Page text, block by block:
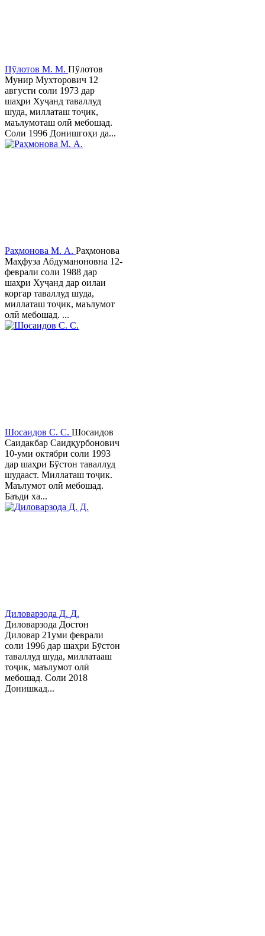
Пӯлотов М. М. Пўлотов
Мунир Мухторович 12
августи соли 1973 дар
шаҳри Хуҷанд таваллуд
шуда, миллаташ тоҷик,
маълумоташ олӣ мебошад.
Соли 1996 Донишгоҳи да...
Раҳмонова М. А. Раҳмонова
Маҳфуза Абдуманоновна 12-
феврали соли 1988 дар
шаҳри Хуҷанд дар оилаи
коргар таваллуд шуда,
миллаташ тоҷик, маълумот
олӣ мебошад. ...
Шосаидов С. С. Шосаидов
Саидакбар Саидқурбонович
10-уми октябри соли 1993
дар шаҳри Бўстон таваллуд
шудааст. Миллаташ тоҷик.
Маълумот олӣ мебошад.
Баъди ха...
Диловарзода Д. Д.
Диловарзода Достон
Диловар 21уми феврали
соли 1996 дар шаҳри Бӯстон
таваллуд шуда, миллатааш
тоҷик, маълумот олӣ
мебошад. Соли 2018
Донишкад...